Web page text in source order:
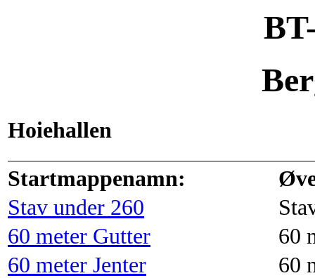
Hoiehallen
Startmappenamn:
Stav under 260
60 meter Gutter
60
60 meter Jenter
60